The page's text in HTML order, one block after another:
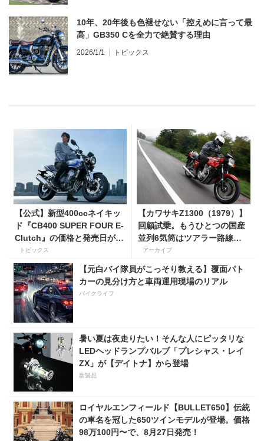
10年、20年後も色褪せない「控えめに言って最
高」GB350 Cを全力で絶賛する理由
2026/1/1 トピックス
【公式】新型400ccネイキッ
ド『CB400 SUPER FOUR E-
Clutch』の価格と発売日が決
定！ シリーズ最高58馬力＆
14kgもの軽量化!? 完全に
「旧CB400SF」を超えた!?
【Honda2026新車ニュー
ス】
トピックス
【カワサキZ1300（1979）】
回顧試乗。もうひとつの国産
並列6気筒はツアラー路線で
生き残った
アーカイブ
【元白バイ隊員がこっそり教える】覆面パト
カーの見分け方と車両運用現場のリアル
バイクライフ
暑い夏は夜走りたい！そんな人にピッタリな
LEDヘッドランプバルブ「プレシャス・レイ
ZX」が【デイトナ】から登場
新製品
ロイヤルエンフィールド【BULLET650】伝統
の車名を冠した650ツインモデルが登場。価格
98万100円〜で、8月27日発売！